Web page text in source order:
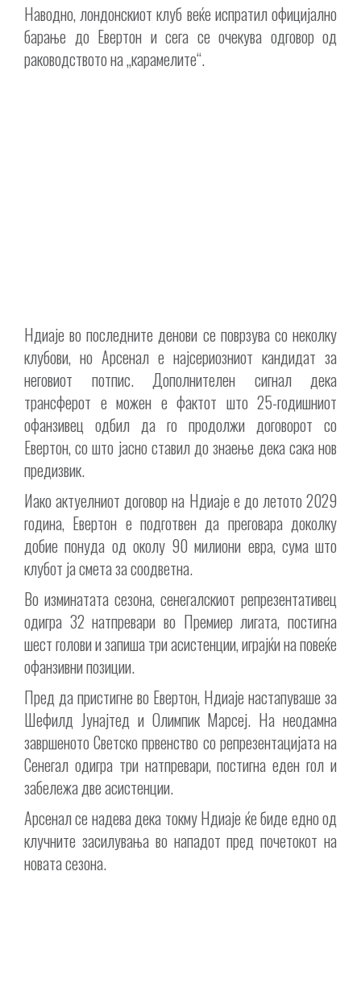
Наводно, лондонскиот клуб веќе испратил официјално
барање до Евертон и сега се очекува одговор од
раководството на „карамелите“.
Ндиаје во последните денови се поврзува со неколку
клубови, но Арсенал е најсериозниот кандидат за
неговиот потпис. Дополнителен сигнал дека
трансферот е можен е фактот што 25-годишниот
офанзивец одбил да го продолжи договорот со
Евертон, со што јасно ставил до знаење дека сака нов
предизвик.
Иако актуелниот договор на Ндиаје e до летото 2029
година, Евертон е подготвен да преговара доколку
добие понуда од околу 90 милиони евра, сума што
клубот ја смета за соодветна.
Во изминатата сезона, сенегалскиот репрезентативец
одигра 32 натпревари во Премиер лигата, постигна
шест голови и запиша три асистенции, играјќи на повеќе
офанзивни позиции.
Пред да пристигне во Евертон, Ндиаје настапуваше за
Шефилд Јунајтед и Олимпик Марсеј. На неодамна
завршеното Светско првенство со репрезентацијата на
Сенегал одигра три натпревари, постигна еден гол и
забележа две асистенции.
Арсенал се надева дека токму Ндиаје ќе биде едно од
клучните засилувања во нападот пред почетокот на
новата сезона.